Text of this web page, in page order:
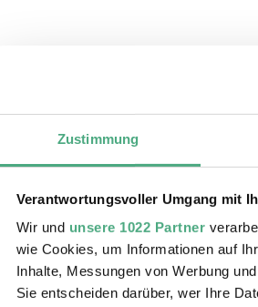
Zustimmung
Verantwortungsvoller Umgang mit
Wir und unsere 1022 Partner
wie Cookies, um Informationen auf
Inhalte, Messungen von Werbung
Sie entscheiden darüber, wer Ihre
könnte